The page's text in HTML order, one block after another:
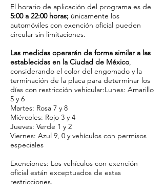
El horario de aplicación del programa es de
5:00 a 22:00 horas; únicamente los
automóviles con exención oficial pueden
circular sin limitaciones.
Las medidas operarán de forma similar a las
establecidas en la Ciudad de México,
considerando el color del engomado y la
terminación de la placa para determinar los
días con restricción vehicular:Lunes: Amarillo
5 y 6
Martes: Rosa 7 y 8
Miércoles: Rojo 3 y 4
Jueves: Verde 1 y 2
Viernes: Azul 9, 0 y vehículos con permisos
especiales
Exenciones: Los vehículos con exención
oficial están exceptuados de estas
restricciones.